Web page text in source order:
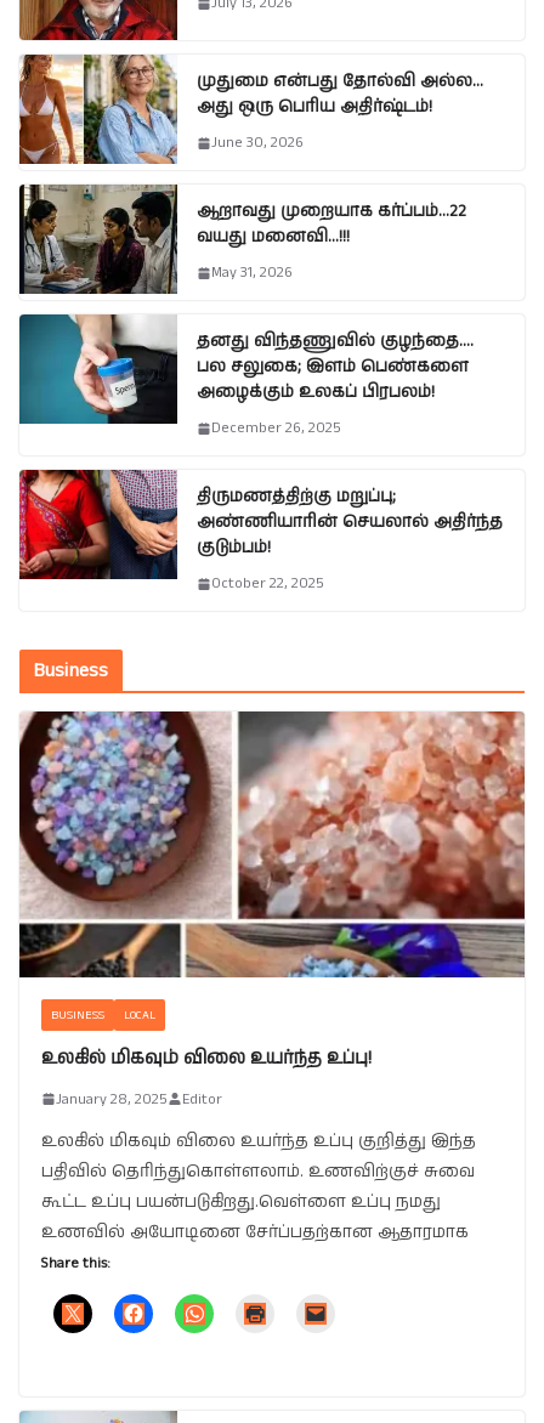
முதுமை என்பது தோல்வி அல்ல…
அது ஒரு பெரிய அதிர்ஷ்டம்!
June 30, 2026
ஆறாவது முறையாக கர்ப்பம்…22
வயது மனைவி…!!!
May 31, 2026
தனது விந்தணுவில் குழந்தை….
பல சலுகை; இளம் பெண்களை
அழைக்கும் உலகப் பிரபலம்!
December 26, 2025
திருமணத்திற்கு மறுப்பு;
அண்ணியாரின் செயலால் அதிர்ந்த
குடும்பம்!
October 22, 2025
Business
BUSINESS LOCAL
உலகில் மிகவும் விலை உயர்ந்த உப்பு!
January 28, 2025 Editor
உலகில் மிகவும் விலை உயர்ந்த உப்பு குறித்து இந்த
பதிவில் தெரிந்துகொள்ளலாம். உணவிற்குச் சுவை
கூட்ட உப்பு பயன்படுகிறது.வெள்ளை உப்பு நமது
உணவில் அயோடினை சேர்ப்பதற்கான ஆதாரமாக
Share this: